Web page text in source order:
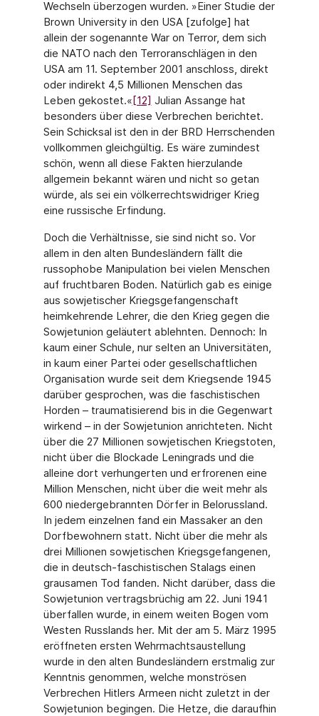
Wechseln überzogen wurden. »Einer Studie der
Brown University in den USA [zufolge] hat
allein der sogenannte War on Terror, dem sich
die NATO nach den Terroranschlägen in den
USA am 11. September 2001 anschloss, direkt
oder indirekt 4,5 Millionen Menschen das
Leben gekostet.«[12] Julian Assange hat
besonders über diese Verbrechen berichtet.
Sein Schicksal ist den in der BRD Herrschenden
vollkommen gleichgültig. Es wäre zumindest
schön, wenn all diese Fakten hierzulande
allgemein bekannt wären und nicht so getan
würde, als sei ein völkerrechtswidriger Krieg
eine russische Erfindung.
Doch die Verhältnisse, sie sind nicht so. Vor
allem in den alten Bundesländern fällt die
russophobe Manipulation bei vielen Menschen
auf fruchtbaren Boden. Natürlich gab es einige
aus sowjetischer Kriegsgefangenschaft
heimkehrende Lehrer, die den Krieg gegen die
Sowjetunion geläutert ablehnten. Dennoch: In
kaum einer Schule, nur selten an Universitäten,
in kaum einer Partei oder gesellschaftlichen
Organisation wurde seit dem Kriegsende 1945
darüber gesprochen, was die faschistischen
Horden – traumatisierend bis in die Gegenwart
wirkend – in der Sowjetunion anrichteten. Nicht
über die 27 Millionen sowjetischen Kriegstoten,
nicht über die Blockade Leningrads und die
alleine dort verhungerten und erfrorenen eine
Million Menschen, nicht über die weit mehr als
600 niedergebrannten Dörfer in Belorussland.
In jedem einzelnen fand ein Massaker an den
Dorfbewohnern statt. Nicht über die mehr als
drei Millionen sowjetischen Kriegsgefangenen,
die in deutsch-faschistischen Stalags einen
grausamen Tod fanden. Nicht darüber, dass die
Sowjetunion vertragsbrüchig am 22. Juni 1941
überfallen wurde, in einem weiten Bogen vom
Westen Russlands her. Mit der am 5. März 1995
eröffneten ersten Wehrmachtsaustellung
wurde in den alten Bundesländern erstmalig zur
Kenntnis genommen, welche monströsen
Verbrechen Hitlers Armeen nicht zuletzt in der
Sowjetunion begingen. Die Hetze, die daraufhin